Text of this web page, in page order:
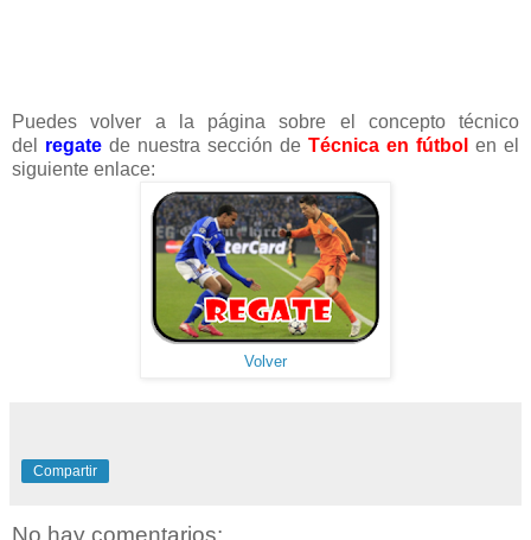
Puedes volver a la página sobre el concepto técnico
del regate de nuestra sección de Técnica en fútbol en el
siguiente enlace:
Volver
Compartir
No hay comentarios: